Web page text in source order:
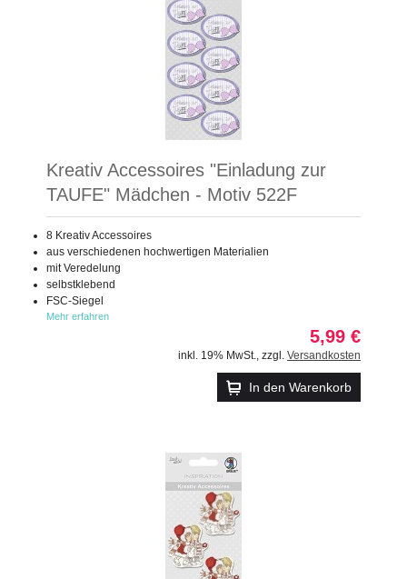
Kreativ Accessoires "Einladung zur
TAUFE" Mädchen - Motiv 522F
8 Kreativ Accessoires
aus verschiedenen hochwertigen Materialien
mit Veredelung
selbstklebend
FSC-Siegel
Mehr erfahren
5,99 €
inkl. 19% MwSt. zzgl. Versandkosten
In den Warenkorb